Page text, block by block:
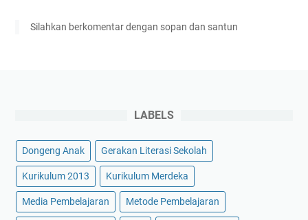
Silahkan berkomentar dengan sopan dan santun
LABELS
Dongeng Anak Gerakan Literasi Sekolah
Kurikulum 2013 Kurikulum Merdeka
Media Pembelajaran Metode Pembelajaran